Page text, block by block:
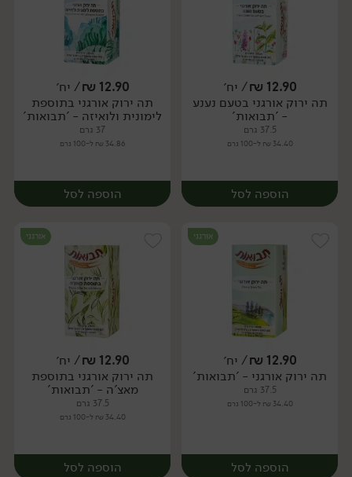
יח׳ יח׳
12.90
₪/ יח׳
תה ירוק אורגני בטעם נענע
- 'תבואות'
37.5 גרם
34.40 ₪ ל-100 גרם
הוספה לסל
יח׳
12.90
₪/ יח׳
תה ירוק אורגני בתוספת
לימונית ולואיזה - 'תבואות'
37 גרם
34.86 ₪ ל-100 גרם
הוספה לסל
יח׳
אורגני
12.90
₪/ יח׳
תה ירוק אורגני - 'תבואות'
37.5 גרם
34.40 ₪ ל-100 גרם
הוספה לסל
אורגני
12.90
₪/ יח׳
תה ירוק אורגני בתוספת
מאצ'ה - 'תבואות'
37.5 גרם
34.40 ₪ ל-100 גרם
הוספה לסל